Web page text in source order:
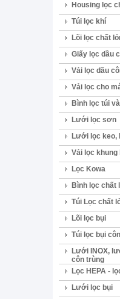
Housing lọc
Túi lọc khí
Lõi lọc chất
Giấy lọc dầu
Vải lọc dầu
Vải lọc cho
Bình lọc túi
Lưới lọc sơn
Lưới lọc
Vải lọc khung
Lọc Kowa
Bình lọc chất
Túi Lọc chất
Lõi lọc bụi
Túi lọc bụi
Lưới INOX,
côn trùng
Lọc HEPA -
Lưới lọc bụi